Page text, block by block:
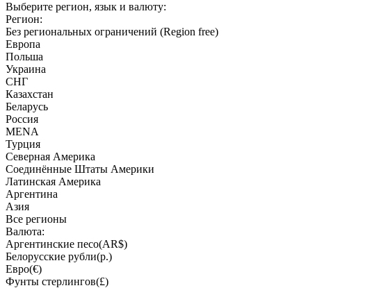
Выберите регион, язык и валюту:
Регион:
Без региональных ограничений (Region free)
Европа
Польша
Украина
СНГ
Казахстан
Беларусь
Россия
MENA
Турция
Северная Америка
Соединённые Штаты Америки
Латинская Америка
Аргентина
Азия
Все регионы
Валюта:
Аргентинские песо(AR$)
Белорусские рубли(р.)
Евро(€)
Фунты стерлингов(£)